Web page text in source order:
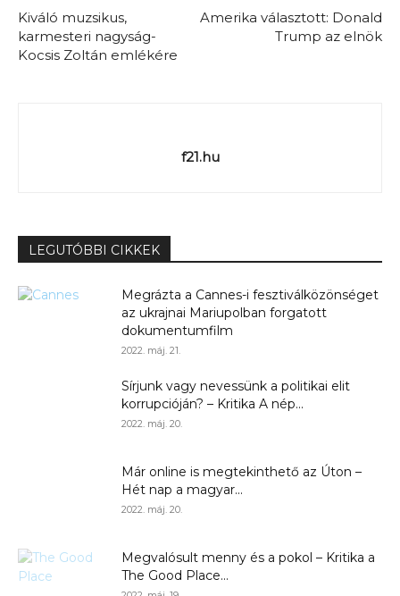
Kiváló muzsikus,
karmesteri nagyság-
Kocsis Zoltán emlékére
Amerika választott: Donald
Trump az elnök
f21.hu
LEGUTÓBBI CIKKEK
Megrázta a Cannes-i fesztiválközönséget
az ukrajnai Mariupolban forgatott
dokumentumfilm
2022. máj. 21.
Sírjunk vagy nevessünk a politikai elit
korrupcióján? – Kritika A nép...
2022. máj. 20.
Már online is megtekinthető az Úton –
Hét nap a magyar...
2022. máj. 20.
Megvalósult menny és a pokol – Kritika a
The Good Place...